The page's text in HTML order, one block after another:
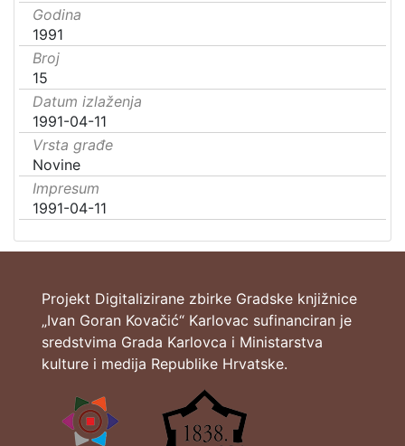
Godina
1991
Broj
15
Datum izlaženja
1991-04-11
Vrsta građe
Novine
Impresum
1991-04-11
Projekt Digitalizirane zbirke Gradske knjižnice
„Ivan Goran Kovačić“ Karlovac sufinanciran je
sredstvima Grada Karlovca i Ministarstva
kulture i medija Republike Hrvatske.